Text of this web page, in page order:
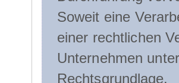
Soweit eine
einer rechtlichen
Unternehmen
Rechtsgrundlage.